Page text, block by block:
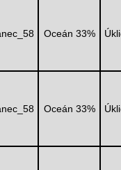
Oceán 33%
Oceán 33%